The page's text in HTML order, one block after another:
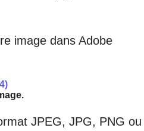
image dans Adobe
JPEG, JPG, PNG ou